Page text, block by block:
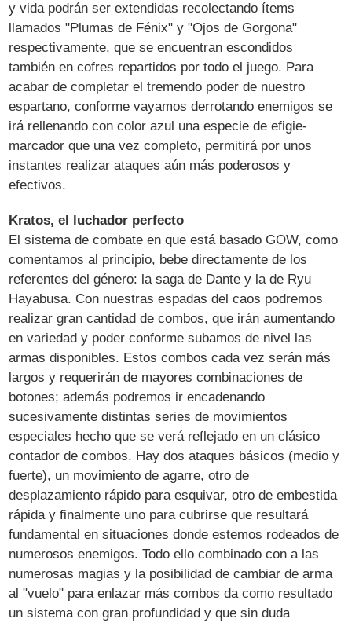
y vida podrán ser extendidas recolectando ítems
llamados "Plumas de Fénix" y "Ojos de Gorgona"
respectivamente, que se encuentran escondidos
también en cofres repartidos por todo el juego. Para
acabar de completar el tremendo poder de nuestro
espartano, conforme vayamos derrotando enemigos se
irá rellenando con color azul una especie de efigie-
marcador que una vez completo, permitirá por unos
instantes realizar ataques aún más poderosos y
efectivos.
Kratos, el luchador perfecto
El sistema de combate en que está basado GOW, como
comentamos al principio, bebe directamente de los
referentes del género: la saga de Dante y la de Ryu
Hayabusa. Con nuestras espadas del caos podremos
realizar gran cantidad de combos, que irán aumentando
en variedad y poder conforme subamos de nivel las
armas disponibles. Estos combos cada vez serán más
largos y requerirán de mayores combinaciones de
botones; además podremos ir encadenando
sucesivamente distintas series de movimientos
especiales hecho que se verá reflejado en un clásico
contador de combos. Hay dos ataques básicos (medio y
fuerte), un movimiento de agarre, otro de
desplazamiento rápido para esquivar, otro de embestida
rápida y finalmente uno para cubrirse que resultará
fundamental en situaciones donde estemos rodeados de
numerosos enemigos. Todo ello combinado con a las
numerosas magias y la posibilidad de cambiar de arma
al "vuelo" para enlazar más combos da como resultado
un sistema con gran profundidad y que sin duda